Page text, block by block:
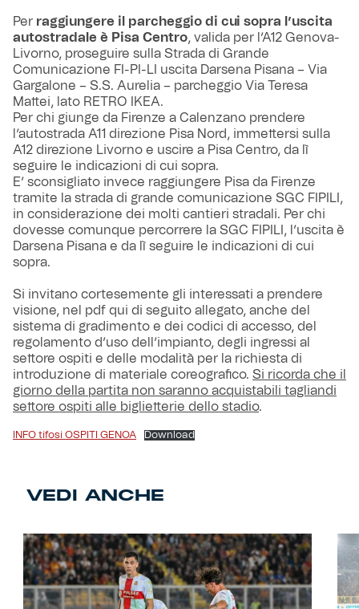
Per raggiungere il parcheggio di cui sopra l’uscita
autostradale è Pisa Centro, valida per l’A12 Genova-
Livorno, proseguire sulla Strada di Grande
Comunicazione FI-PI-LI uscita Darsena Pisana – Via
Gargalone – S.S. Aurelia – parcheggio Via Teresa
Mattei, lato RETRO IKEA.
Per chi giunge da Firenze a Calenzano prendere
l’autostrada A11 direzione Pisa Nord, immettersi sulla
A12 direzione Livorno e uscire a Pisa Centro, da lì
seguire le indicazioni di cui sopra.
E’ sconsigliato invece raggiungere Pisa da Firenze
tramite la strada di grande comunicazione SGC FIPILI,
in considerazione dei molti cantieri stradali. Per chi
dovesse comunque percorrere la SGC FIPILI, l’uscita è
Darsena Pisana e da lì seguire le indicazioni di cui
sopra.
Si invitano cortesemente gli interessati a prendere
visione, nel pdf qui di seguito allegato, anche del
sistema di gradimento e dei codici di accesso, del
regolamento d’uso dell’impianto, degli ingressi al
settore ospiti e delle modalità per la richiesta di
introduzione di materiale coreografico. Si ricorda che il
giorno della partita non saranno acquistabili tagliandi
settore ospiti alle biglietterie dello stadio.
INFO tifosi OSPITI GENOA Download
VEDI ANCHE